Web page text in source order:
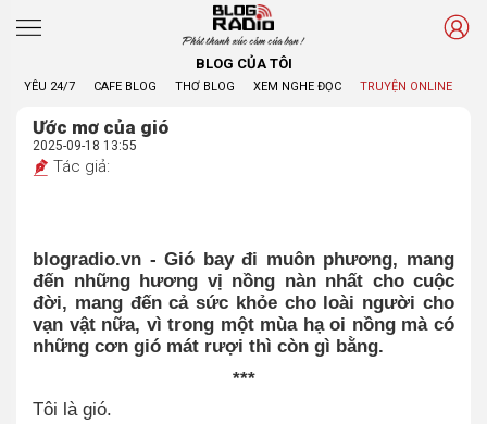
Phát thanh xúc cảm của bạn !
BLOG CỦA TÔI
YÊU 24/7 CAFE BLOG THƠ BLOG XEM NGHE ĐỌC TRUYỆN ONLINE
Ước mơ của gió
2025-09-18 13:55
Tác giả:
blogradio.vn - Gió bay đi muôn phương, mang
đến những hương vị nồng nàn nhất cho cuộc
đời, mang đến cả sức khỏe cho loài người cho
vạn vật nữa, vì trong một mùa hạ oi nồng mà có
những cơn gió mát rượi thì còn gì bằng.
***
Tôi là gió.